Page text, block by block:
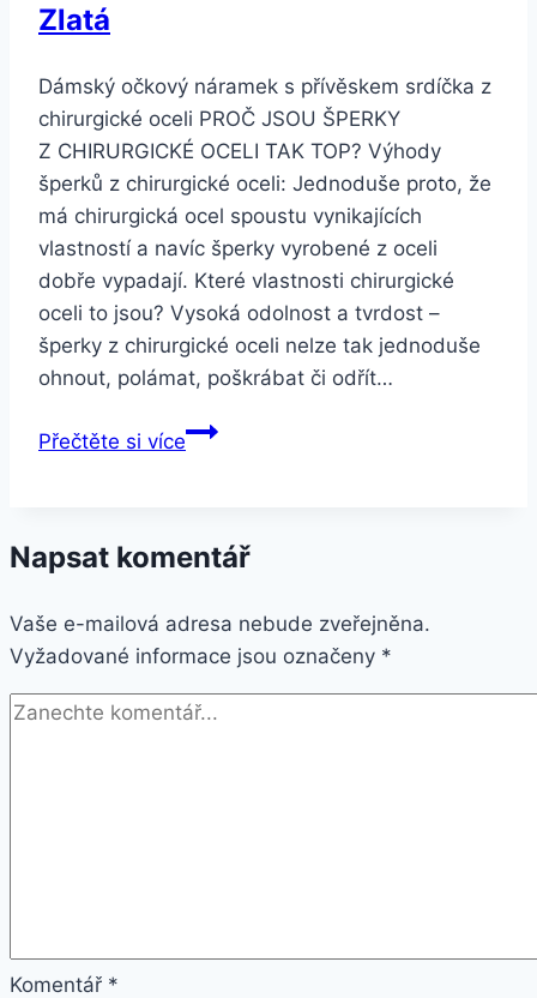
Zlatá
Dámský očkový náramek s přívěskem srdíčka z
chirurgické oceli PROČ JSOU ŠPERKY
Z CHIRURGICKÉ OCELI TAK TOP? Výhody
šperků z chirurgické oceli: Jednoduše proto, že
má chirurgická ocel spoustu vynikajících
vlastností a navíc šperky vyrobené z oceli
dobře vypadají. Které vlastnosti chirurgické
oceli to jsou? Vysoká odolnost a tvrdost –
šperky z chirurgické oceli nelze tak jednoduše
ohnout, polámat, poškrábat či odřít…
Přečtěte si víceSmartuj
s
srdíčka
z
chirurgické
oceli
Napsat komentář
Vaše e-mailová adresa nebude zveřejněna.
Vyžadované informace jsou označeny *
Komentář *